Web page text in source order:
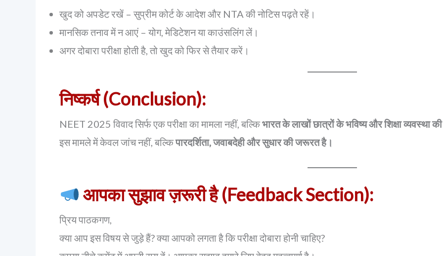
खुद को अपडेट रखें – सुप्रीम कोर्ट के आदेश और NTA की नोटिस पढ़ते रहें।
मानसिक तनाव में न आएं – योग, मेडिटेशन या काउंसलिंग लें।
अगर दोबारा परीक्षा होती है, तो खुद को फिर से तैयार करें।
निष्कर्ष (Conclusion):
NEET 2025 विवाद सिर्फ एक परीक्षा का मामला नहीं, बल्किभारत के लाखों छात्रों के भविष्य और शिक्षा व्यवस्था
इस मामले में केवल जांच नहीं, बल्किपारदर्शिता, जवाबदेही और सुधार की जरूरत है।
आपका सुझाव ज़रूरी है (Feedback Section):
प्रिय पाठकगण,
क्या आप इस विषय से जुड़े हैं? क्या आपको लगता है कि परीक्षा दोबारा होनी चाहिए?